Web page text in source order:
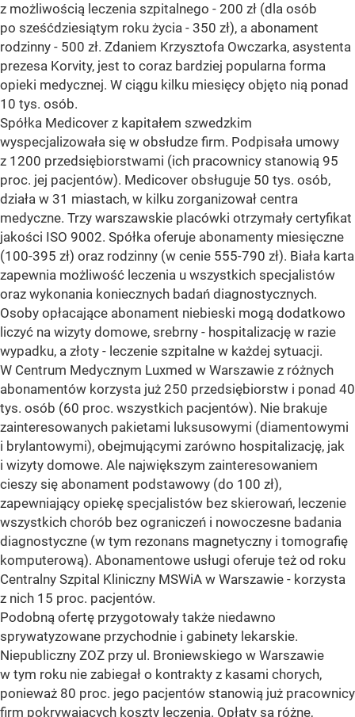
z możliwością leczenia szpitalnego - 200 zł (dla osób
po sześćdziesiątym roku życia - 350 zł), a abonament
rodzinny - 500 zł. Zdaniem Krzysztofa Owczarka, asystenta
prezesa Korvity, jest to coraz bardziej popularna forma
opieki medycznej. W ciągu kilku miesięcy objęto nią ponad
10 tys. osób.
Spółka Medicover z kapitałem szwedzkim
wyspecjalizowała się w obsłudze firm. Podpisała umowy
z 1200 przedsiębiorstwami (ich pracownicy stanowią 95
proc. jej pacjentów). Medicover obsługuje 50 tys. osób,
działa w 31 miastach, w kilku zorganizował centra
medyczne. Trzy warszawskie placówki otrzymały certyfikat
jakości ISO 9002. Spółka oferuje abonamenty miesięczne
(100-395 zł) oraz rodzinny (w cenie 555-790 zł). Biała karta
zapewnia możliwość leczenia u wszystkich specjalistów
oraz wykonania koniecznych badań diagnostycznych.
Osoby opłacające abonament niebieski mogą dodatkowo
liczyć na wizyty domowe, srebrny - hospitalizację w razie
wypadku, a złoty - leczenie szpitalne w każdej sytuacji.
W Centrum Medycznym Luxmed w Warszawie z różnych
abonamentów korzysta już 250 przedsiębiorstw i ponad 40
tys. osób (60 proc. wszystkich pacjentów). Nie brakuje
zainteresowanych pakietami luksusowymi (diamentowymi
i brylantowymi), obejmującymi zarówno hospitalizację, jak
i wizyty domowe. Ale największym zainteresowaniem
cieszy się abonament podstawowy (do 100 zł),
zapewniający opiekę specjalistów bez skierowań, leczenie
wszystkich chorób bez ograniczeń i nowoczesne badania
diagnostyczne (w tym rezonans magnetyczny i tomografię
komputerową). Abonamentowe usługi oferuje też od roku
Centralny Szpital Kliniczny MSWiA w Warszawie - korzysta
z nich 15 proc. pacjentów.
Podobną ofertę przygotowały także niedawno
sprywatyzowane przychodnie i gabinety lekarskie.
Niepubliczny ZOZ przy ul. Broniewskiego w Warszawie
w tym roku nie zabiegał o kontrakty z kasami chorych,
ponieważ 80 proc. jego pacjentów stanowią już pracownicy
firm pokrywających koszty leczenia. Opłaty są różne,